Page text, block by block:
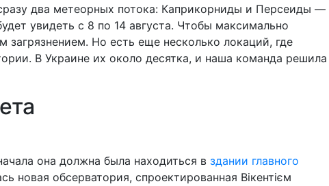
два метеорных потока: Каприкорниды и Персеиды —
увидеть с 8 по 14 августа. Чтобы максимально
Но есть еще несколько локаций, где
В Украине их около десятка, и наша команда решила
она должна была находиться в здании главного
новая обсерватория, спроектированная Вікентієм